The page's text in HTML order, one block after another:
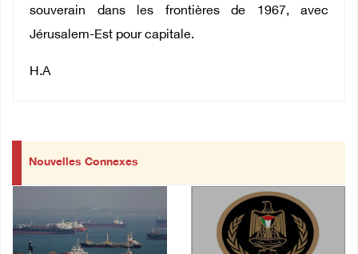
souverain dans les frontières de 1967, avec
Jérusalem-Est pour capitale.
H.A
Nouvelles Connexes